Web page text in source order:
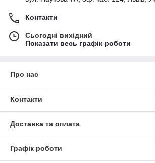
Контакти
Сьогодні вихідний
Показати весь графік роботи
Про нас
Контакти
Доставка та оплата
Графік роботи